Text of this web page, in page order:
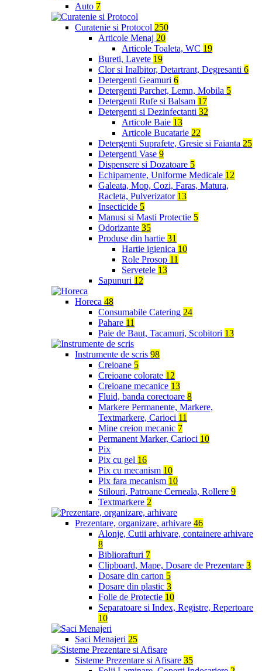
Auto 7
Curatenie si Protocol 250
Articole Menaj 20
Articole Toaleta, WC 19
Bureti, Lavete 19
Clor si Inalbitor, Detartrant, Degresanti 6
Detergenti Geamuri 6
Detergenti Parchet, Lemn, Mobila 5
Detergenti Rufe si Balsam 17
Detergenti si Dezinfectanti 32
Articole Baie 13
Articole Bucatarie 22
Detergenti Suprafete, Gresie si Faianta 25
Detergenti Vase 9
Dispensere si Dozatoare 5
Echipamente, Uniforme Medicale 12
Galeata, Mop, Cozi, Faras, Matura,
Racleta, Pulverizator 13
Insecticide 5
Manusi si Masti Protectie 5
Odorizante 35
Produse din hartie 31
Hartie igienica 10
Role Prosop 11
Servetele 13
Sapunuri 12
Horeca 48
Consumabile Catering 24
Pahare 11
Paie de Baut, Tacamuri, Scobitori 13
Instrumente de scris 98
Creioane 5
Creioane colorate 12
Creioane mecanice 13
Fluid, banda corectoare 8
Markere Permanente, Markere,
Textmarkere, Carioci 11
Mine creion mecanic 7
Permanent Marker, Carioci 10
Pix
Pix cu gel 16
Pix cu mecanism 10
Pix fara mecanism 10
Stilouri, Patroane Cerneala, Rollere 9
Textmarkere 2
Prezentare, organizare, arhivare 46
Alonje, Cutii arhivare, containere arhivare
8
Bibliorafturi 7
Clipboard, Mape, Dosare de Prezentare 3
Dosare din carton 5
Dosare din plastic 3
Folie de Protectie 10
Separatoare si Index, Registre, Repertoare
10
Saci Menajeri 25
Sisteme Prezentare si Afisare 35